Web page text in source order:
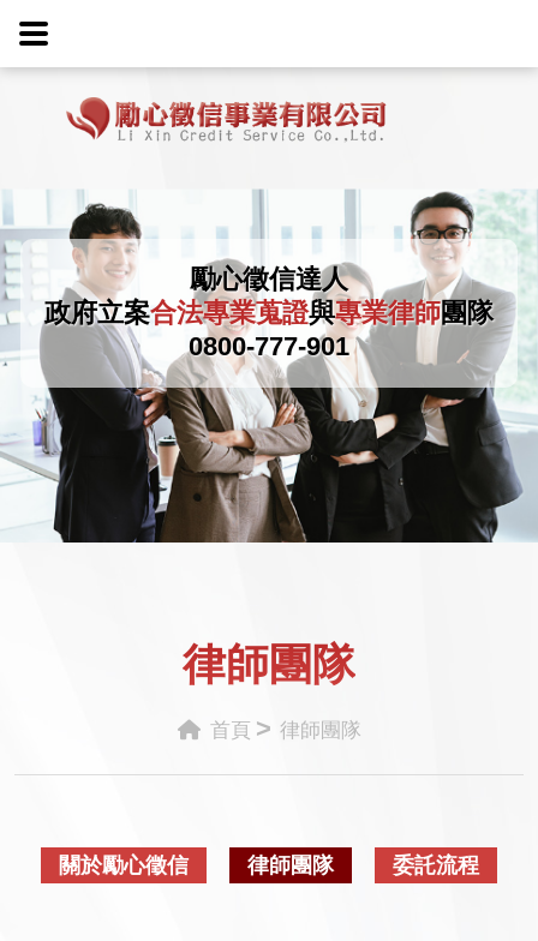
勵心徵信達人
政府立案合法專業蒐證與專業律師團隊
0800-777-901
律師團隊
首頁 > 律師團隊
關於勵心徵信 律師團隊 委託流程